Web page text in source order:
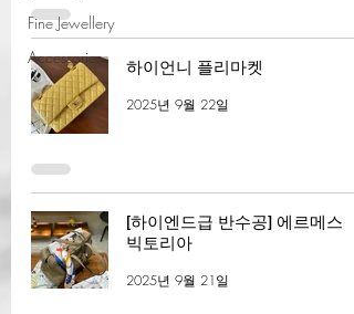
Fine Jewellery
Accessories
하이언니 플리마켓
2025년 9월 22일
[하이엔드급 반수공] 에르메스
빅토리아
2025년 9월 21일